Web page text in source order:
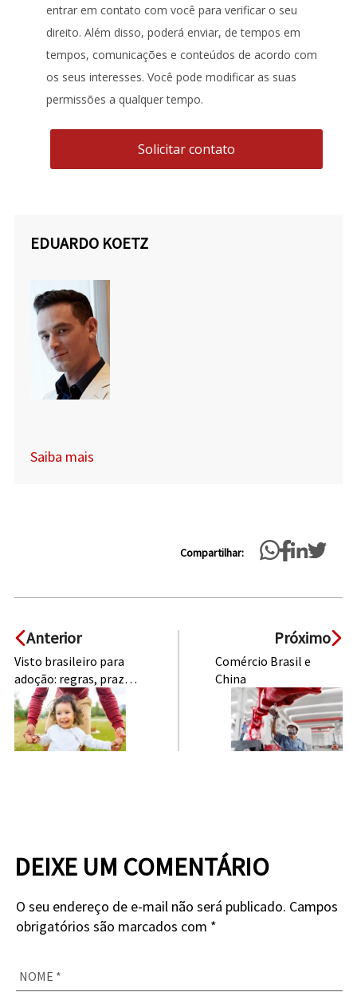
entrar em contato com você para verificar o seu
direito. Além disso, poderá enviar, de tempos em
tempos, comunicações e conteúdos de acordo com
os seus interesses. Você pode modificar as suas
permissões a qualquer tempo.
Solicitar contato
EDUARDO KOETZ
Saiba mais
Compartilhar:
Anterior
Visto brasileiro para
adoção: regras, prazos
e cuidados
Próximo
Comércio Brasil e
China
DEIXE UM COMENTÁRIO
O seu endereço de e-mail não será publicado. Campos
obrigatórios são marcados com *